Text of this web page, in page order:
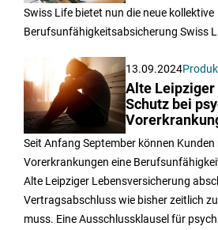
Swiss Life bietet nun die neue kollektive
Berufsunfähigkeitsabsicherung Swiss
13.09.2024
Alte
Schutz bei
Seit Anfang September können
Vorerkrankungen eine
Alte Leipziger Lebensversicherung
Vertragsabschluss wie bisher zeitlich
muss. Eine Ausschlussklausel für